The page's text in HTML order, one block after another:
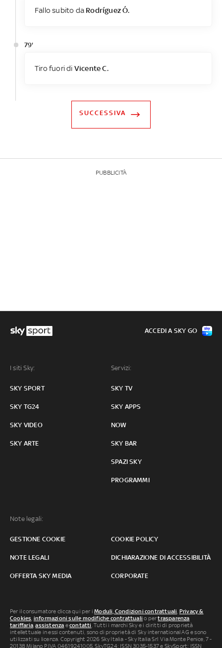
Fallo subito da Rodríguez Ó.
79'
Tiro fuori di Vicente C.
SUCCESSIVA
PUBBLICITÀ
I siti Sky:
SKY SPORT
SKY TG24
SKY VIDEO
SKY ARTE
Servizi:
SKY TV
SKY APPS
NOW
SKY BAR
SPAZI SKY
PROGRAMMI
Note legali:
GESTIONE COOKIE COOKIE POLICY
NOTE LEGALI DICHIARAZIONE DI ACCESSIBILITÀ
OFFERTA SKY MEDIA CORPORATE
ACCEDI A SKY GO
Per il consumatore clicca qui per iModuli, Condizioni contrattuali, Privacy &
Cookies, informazioni sulle modifiche contrattuali o pertrasparenza
tariffaria,assistenza econtatti. Tutti i marchi Sky e i diritti di proprietà
intellettuale in essi contenuti, sono di proprietà di Sky international AG e sono
utilizzati su licenza. Copyright 2026 Sky Italia - Sky Italia Srl Via Monte Penice, 7 -
20138 Milano P.IVA 04619241005. SkyTG24: ISSN 3035-1537 e SkySport: ISSN